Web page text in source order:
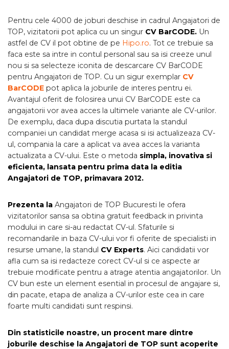
Pentru cele 4000 de joburi deschise in cadrul Angajatori de
TOP, vizitatorii pot aplica cu un singur CV BarCODE. Un
astfel de CV il pot obtine de pe Hipo.ro. Tot ce trebuie sa
faca este sa intre in contul personal sau sa isi creeze unul
nou si sa selecteze iconita de descarcare CV BarCODE
pentru Angajatori de TOP. Cu un sigur exemplar CV
BarCODE pot aplica la joburile de interes pentru ei.
Avantajul oferit de folosirea unui CV BarCODE este ca
angajatorii vor avea acces la ultimele variante ale CV-urilor.
De exemplu, daca dupa discutia purtata la standul
companiei un candidat merge acasa si isi actualizeaza CV-
ul, compania la care a aplicat va avea acces la varianta
actualizata a CV-ului. Este o metoda simpla, inovativa si
eficienta, lansata pentru prima data la editia
Angajatori de TOP, primavara 2012.
Prezenta la Angajatori de TOP Bucuresti le ofera
vizitatorilor sansa sa obtina gratuit feedback in privinta
modului in care si-au redactat CV-ul. Sfaturile si
recomandarile in baza CV-ului vor fi oferite de specialisti in
resurse umane, la standul CV Experts. Aici candidatii vor
afla cum sa isi redacteze corect CV-ul si ce aspecte ar
trebuie modificate pentru a atrage atentia angajatorilor. Un
CV bun este un element esential in procesul de angajare si,
din pacate, etapa de analiza a CV-urilor este cea in care
foarte multi candidati sunt respinsi.
Din statisticile noastre, un procent mare dintre
joburile deschise la Angajatori de TOP sunt acoperite